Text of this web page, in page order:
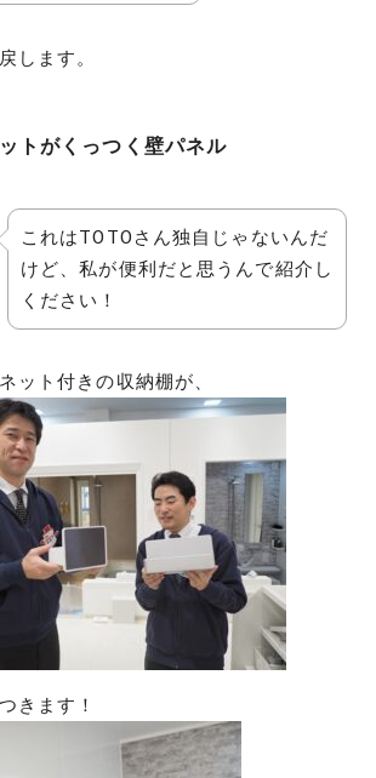
します。
トがくっつく壁パネル
これはTOTOさん独自じゃないんだ
けど、私が便利だと思うんで紹介し
ください！
ット付きの収納棚が、
きます！